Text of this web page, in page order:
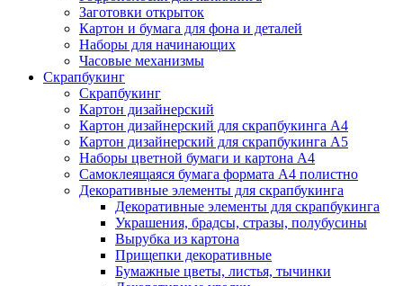
Заготовки открыток
Картон и бумага для фона и деталей
Наборы для начинающих
Часовые механизмы
Скрапбукинг
Скрапбукинг
Картон дизайнерский
Картон дизайнерский для скрапбукинга А4
Картон дизайнерский для скрапбукинга А5
Наборы цветной бумаги и картона А4
Самоклеящаяся бумага формата А4 полистно
Декоративные элементы для скрапбукинга
Декоративные элементы для скрапбукинга
Украшения, брадсы, стразы, полубусины
Вырубка из картона
Прищепки декоративные
Бумажные цветы, листья, тычинки